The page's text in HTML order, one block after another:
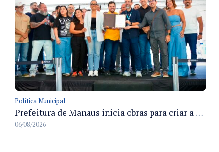
Política Municipal
Prefeitura de Manaus inicia obras para criar a primeira Rua Gastronômica de Manaus na Ferreira Pena
06/08/2026